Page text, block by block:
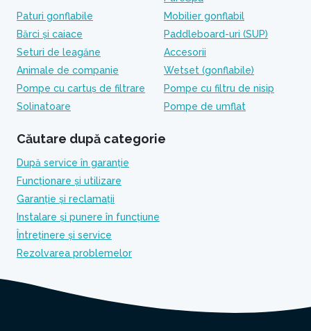
Paturi gonflabile
Mobilier gonflabil
Bărci și caiace
Paddleboard-uri (SUP)
Seturi de leagăne
Accesorii
Animale de companie
Wetset (gonflabile)
Pompe cu cartuș de filtrare
Pompe cu filtru de nisip
Solinatoare
Pompe de umflat
Căutare după categorie
După service în garanție
Funcționare și utilizare
Garanție și reclamații
Instalare și punere în funcțiune
Întreținere și service
Rezolvarea problemelor